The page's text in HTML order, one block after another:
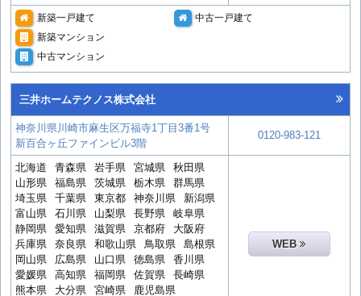
新築一戸建て
中古一戸建て
新築マンション
中古マンション
三井ホームテクノス株式会社
神奈川県川崎市麻生区万福寺1丁目3番1号
新百合ヶ丘ファインビル3階
0120-983-121
北海道 青森県 岩手県 宮城県
秋田県
山形県
福島県 茨城県 栃木県
群馬県
埼玉県
千葉県 東京都 神奈川県
新潟県
富山県
石川県 山梨県 長野県
岐阜県
静岡県
愛知県 滋賀県 京都府
大阪府
兵庫県
奈良県 和歌山県 鳥取県
島根県
岡山県
広島県 山口県 徳島県
香川県
愛媛県
高知県 福岡県 佐賀県
長崎県
熊本県
大分県 宮崎県 鹿児島県
WEB